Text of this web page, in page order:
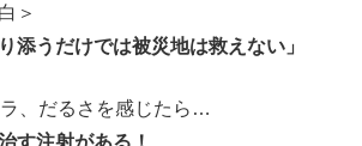
＞
添うだけでは被災地は救えない」
、だるさを感じたら…
す注射がある！